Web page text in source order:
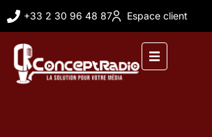
+33 2 30 96 48 87 Espace client